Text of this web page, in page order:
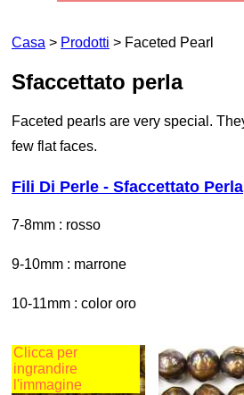
Casa > Prodotti > Faceted Pearl
sfaccettato perla
Faceted pearls are very special. They are cut to possess a
few flat faces.
Fili Di Perle - Sfaccettato Perla
7-8mm : rosso
9-10mm : marrone
10-11mm : color oro
Clicca per
ingrandire
l'immagine